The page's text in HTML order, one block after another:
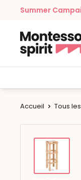
Passer
contenu
Summer
Montessori
Spirit
Accueil Tous